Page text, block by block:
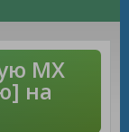
MX
на